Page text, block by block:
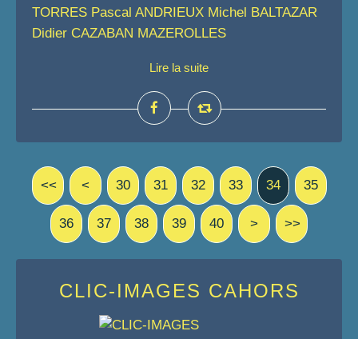
TORRES Pascal ANDRIEUX Michel BALTAZAR
Didier CAZABAN MAZEROLLES
Lire la suite
<< < 10
20
30 31 32 33 34 35
36 37 38 39 40 > >>
CLIC-IMAGES CAHORS